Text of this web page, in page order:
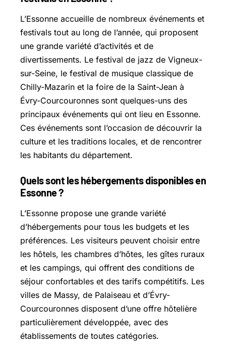
L’Essonne accueille de nombreux événements et
festivals tout au long de l’année, qui proposent
une grande variété d’activités et de
divertissements. Le festival de jazz de Vigneux-
sur-Seine, le festival de musique classique de
Chilly-Mazarin et la foire de la Saint-Jean à
Évry-Courcouronnes sont quelques-uns des
principaux événements qui ont lieu en Essonne.
Ces événements sont l’occasion de découvrir la
culture et les traditions locales, et de rencontrer
les habitants du département.
Quels sont les hébergements disponibles en
Essonne ?
L’Essonne propose une grande variété
d’hébergements pour tous les budgets et les
préférences. Les visiteurs peuvent choisir entre
les hôtels, les chambres d’hôtes, les gîtes ruraux
et les campings, qui offrent des conditions de
séjour confortables et des tarifs compétitifs. Les
villes de Massy, de Palaiseau et d’Évry-
Courcouronnes disposent d’une offre hôtelière
particulièrement développée, avec des
établissements de toutes catégories.